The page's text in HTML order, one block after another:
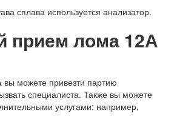
сплава используется анализатор.
прием лома 12А
вы можете привезти партию
специалиста. Также вы можете
услугами: например,